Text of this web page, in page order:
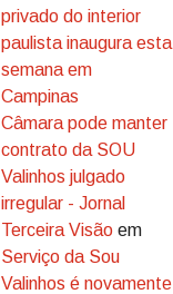
privado do interior
paulista inaugura esta
semana em
Campinas
Câmara pode manter
contrato da SOU
Valinhos julgado
irregular - Jornal
Terceira Visão em
Serviço da Sou
Valinhos é novamente